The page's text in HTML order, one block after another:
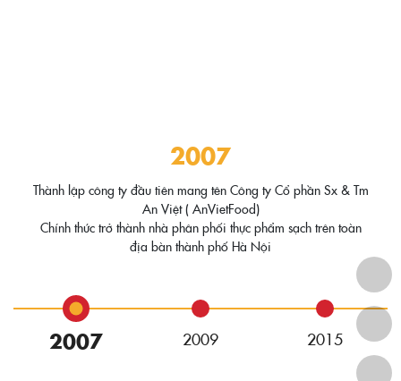
2007
Thành lập công ty đầu tiên mang tên Công ty Cổ phần Sx & Tm
An Việt ( AnVietFood)
Chính thức trở thành nhà phân phối thực phẩm sạch trên toàn
địa bàn thành phố Hà Nội
2007 2009 2015